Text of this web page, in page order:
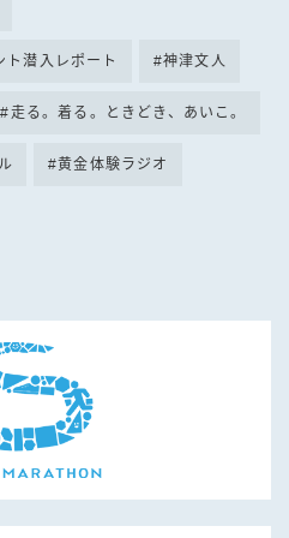
潜入レポート 神津文人
走る。着る。ときどき、あいこ。
黄金体験ラジオ